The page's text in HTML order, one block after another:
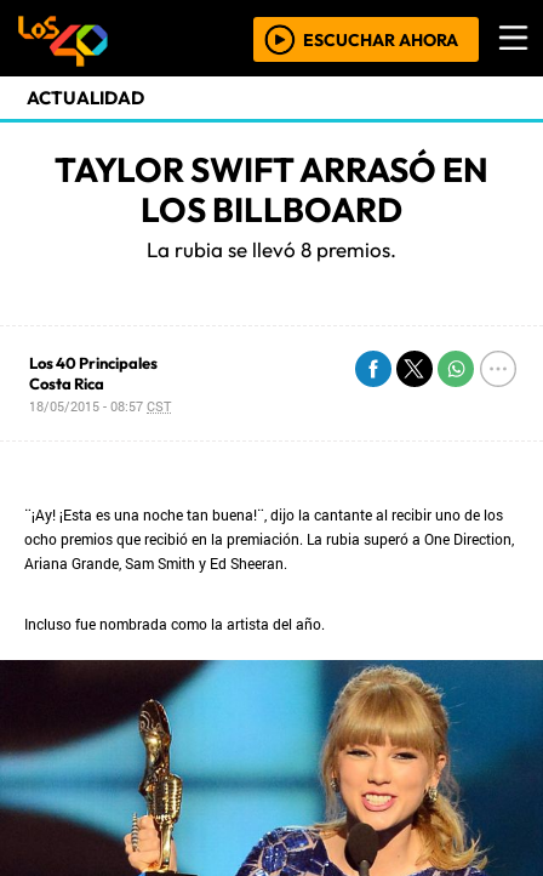
ESCUCHAR AHORA
ACTUALIDAD
TAYLOR SWIFT ARRASÓ EN
LOS BILLBOARD
La rubia se llevó 8 premios.
Los 40 Principales
Costa Rica
18/05/2015 - 08:57CST
¨¡Ay! ¡Esta es una noche tan buena!¨, dijo la cantante al recibir uno de los
ocho premios que recibió en la premiación. La rubia superó a One Direction,
Ariana Grande, Sam Smith y Ed Sheeran.
Incluso fue nombrada como la artista del año.